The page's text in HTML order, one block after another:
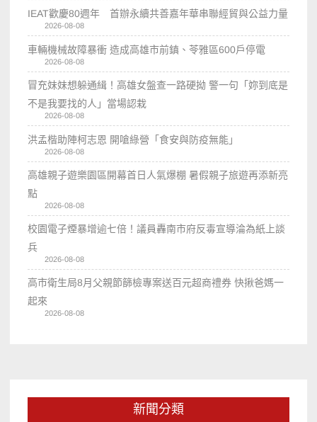
IEAT歡慶80週年 首辦永續共善嘉年華串聯經貿與公益力量
2026-08-08
車輛機械故障暴衝 造成高雄市前鎮、苓雅區600戶停電
2026-08-08
冒充妹妹想躲通緝！高雄女盤查一路硬拗 警一句「妳到底是
不是我要找的人」當場認栽
2026-08-08
洪孟楷助陣柯志恩 開嗆綠營「食安與防疫無能」
2026-08-08
高雄親子遊樂園區開幕首日人氣爆棚 暑假親子旅遊再添新亮
點
2026-08-08
校園電子煙暴增逾七倍！議員轟南市府反毒宣導淪為紙上談
兵
2026-08-08
高市衛生局8月父親節篩檢專案送百元超商禮券 快揪爸媽一
起來
2026-08-08
新聞分類